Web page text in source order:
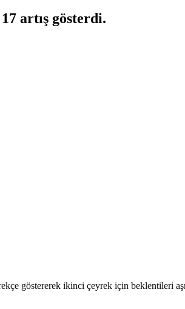
artış gösterdi.
göstererek ikinci çeyrek için beklentileri